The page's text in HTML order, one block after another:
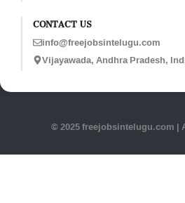
CONTACT US
info@freejobsintelugu.com
Vijayawada, Andhra Pradesh,
© 2025 freejobsintelugu.com |